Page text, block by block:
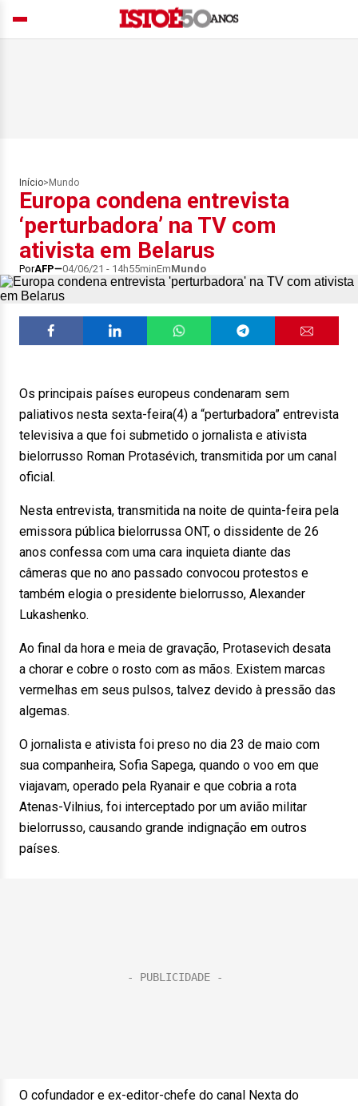
Início> Mundo
Europa condena entrevista
‘perturbadora’ na TV com
ativista em Belarus
PorAFP 04/06/21 - 14h55minEmMundo
Os principais países europeus condenaram sem
paliativos nesta sexta-feira(4) a “perturbadora” entrevista
televisiva a que foi submetido o jornalista e ativista
bielorrusso Roman Protasévich, transmitida por um canal
oficial.
Nesta entrevista, transmitida na noite de quinta-feira pela
emissora pública bielorrussa ONT, o dissidente de 26
anos confessa com uma cara inquieta diante das
câmeras que no ano passado convocou protestos e
também elogia o presidente bielorrusso, Alexander
Lukashenko.
Ao final da hora e meia de gravação, Protasevich desata
a chorar e cobre o rosto com as mãos. Existem marcas
vermelhas em seus pulsos, talvez devido à pressão das
algemas.
O jornalista e ativista foi preso no dia 23 de maio com
sua companheira, Sofia Sapega, quando o voo em que
viajavam, operado pela Ryanair e que cobria a rota
Atenas-Vilnius, foi interceptado por um avião militar
bielorrusso, causando grande indignação em outros
países.
O cofundador e ex-editor-chefe do canal Nexta do